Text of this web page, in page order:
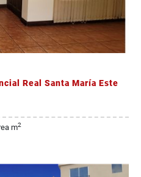
Real Santa María Este
m2